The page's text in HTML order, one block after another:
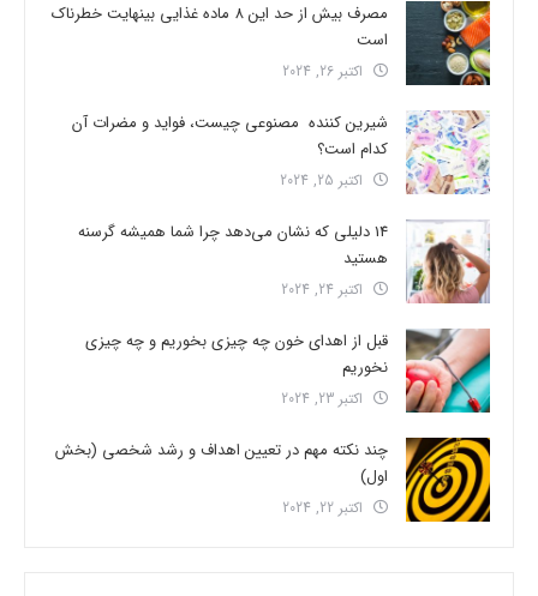
مصرف بیش از حد این 8 ماده غذایی بینهایت خطرناک
است
اکتبر 26, 2024
شیرین کننده مصنوعی چیست، فواید و مضرات آن
کدام است؟
اکتبر 25, 2024
14 دلیلی که نشان می‌دهد چرا شما همیشه گرسنه
هستید
اکتبر 24, 2024
قبل از اهدای خون چه چیزی بخوریم و چه چیزی
نخوریم
اکتبر 23, 2024
چند نکته مهم در تعیین اهداف و رشد شخصی (بخش
اول)
اکتبر 22, 2024